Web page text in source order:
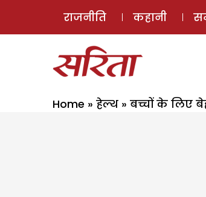
राजनीति कहानी
Home » हेल्थ » बच्चों के लिए